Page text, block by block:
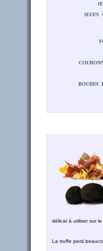
ŒUFS
BOUDIN
délicat à utiliser sur le
La truffe perd